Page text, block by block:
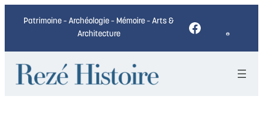
Patrimoine – Archéologie – Mémoire – Arts &
Architecture
Facebook